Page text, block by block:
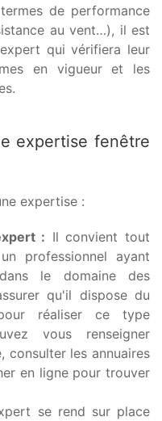
de performance
au vent…), il est
qui vérifiera leur
en vigueur et les
expertise fenêtre
expertise :
: Il convient tout
professionnel ayant
le domaine des
qu'il dispose du
réaliser ce type
vous renseigner
consulter les annuaires
en ligne pour trouver
se rend sur place